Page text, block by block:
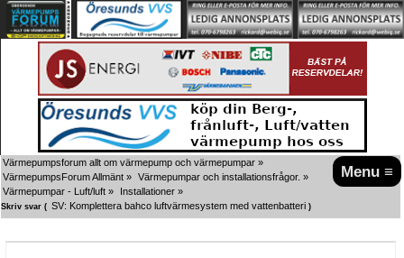
Menu ≡
Värmepumpsforum allt om värmepump och värmepumpar »
VärmepumpsForum Allmänt » Värmepumpar och installationsfrågor. »
Värmepumpar - Luft/luft » Installationer »
Skriv svar ( SV: Komplettera bahco luftvärmesystem med vattenbatteri )